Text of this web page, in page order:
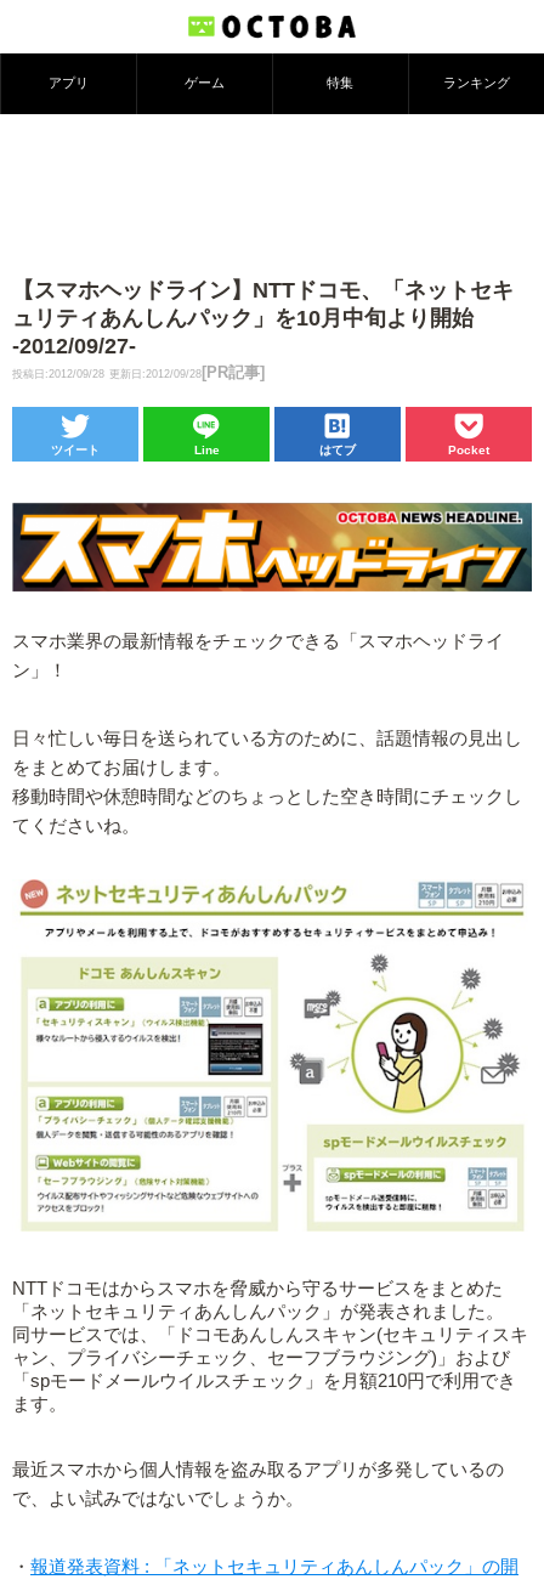
アプリ ゲーム 特集 ランキング
【スマホヘッドライン】NTTドコモ、「ネットセキ
ュリティあんしんパック」を10月中旬より開始
-2012/09/27-
投稿日:2012/09/28 更新日:2012/09/28 [PR記事]
ツイート Line はてブ Pocket
スマホ業界の最新情報をチェックできる「スマホヘッドライ
ン」！
日々忙しい毎日を送られている方のために、話題情報の見出し
をまとめてお届けします。
移動時間や休憩時間などのちょっとした空き時間にチェックし
てくださいね。
NTTドコモはからスマホを脅威から守るサービスをまとめた
「ネットセキュリティあんしんパック」が発表されました。
同サービスでは、「ドコモあんしんスキャン(セキュリティスキ
ャン、プライバシーチェック、セーフブラウジング)」および
「spモードメールウイルスチェック」を月額210円で利用でき
ます。
最近スマホから個人情報を盗み取るアプリが多発しているの
で、よい試みではないでしょうか。
・ 報道発表資料 : 「ネットセキュリティあんしんパック」の開